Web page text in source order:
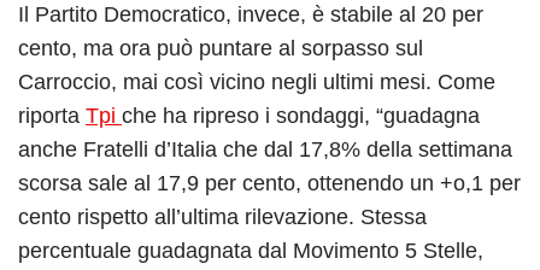
Il Partito Democratico, invece, è stabile al 20 per
cento, ma ora può puntare al sorpasso sul
Carroccio, mai così vicino negli ultimi mesi. Come
riporta Tpi che ha ripreso i sondaggi, “guadagna
anche Fratelli d’Italia che dal 17,8% della settimana
scorsa sale al 17,9 per cento, ottenendo un +o,1 per
cento rispetto all’ultima rilevazione. Stessa
percentuale guadagnata dal Movimento 5 Stelle,